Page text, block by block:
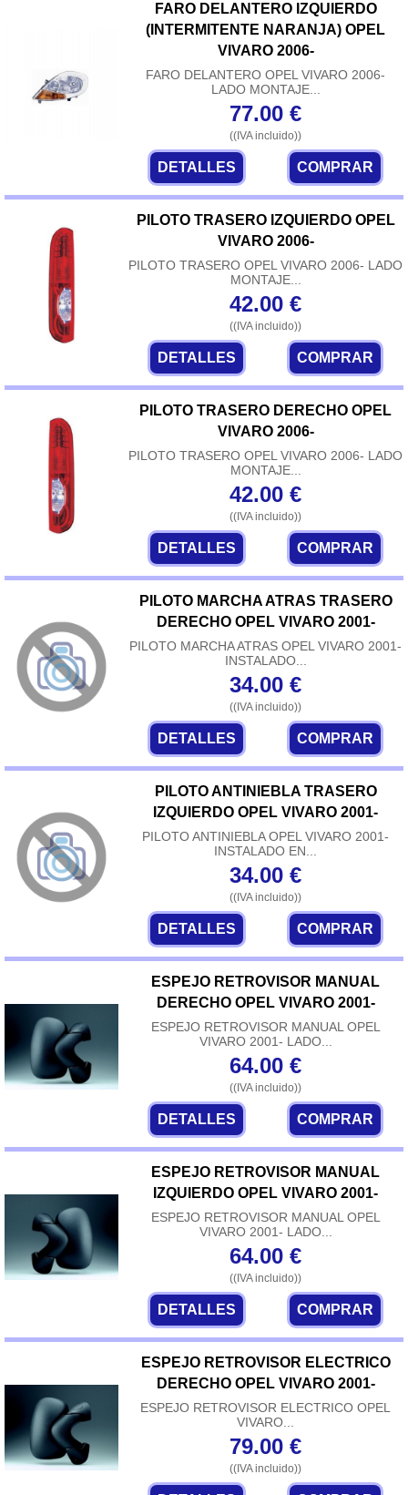
FARO DELANTERO IZQUIERDO
(INTERMITENTE NARANJA) OPEL
VIVARO 2006-
FARO DELANTERO OPEL VIVARO 2006-
LADO MONTAJE...
77.00 €
((IVA incluido))
DETALLES COMPRAR
PILOTO TRASERO IZQUIERDO OPEL
VIVARO 2006-
PILOTO TRASERO OPEL VIVARO 2006- LADO
MONTAJE...
42.00 €
((IVA incluido))
DETALLES COMPRAR
PILOTO TRASERO DERECHO OPEL
VIVARO 2006-
PILOTO TRASERO OPEL VIVARO 2006- LADO
MONTAJE...
42.00 €
((IVA incluido))
DETALLES COMPRAR
PILOTO MARCHA ATRAS TRASERO
DERECHO OPEL VIVARO 2001-
PILOTO MARCHA ATRAS OPEL VIVARO 2001-
INSTALADO...
34.00 €
((IVA incluido))
DETALLES COMPRAR
PILOTO ANTINIEBLA TRASERO
IZQUIERDO OPEL VIVARO 2001-
PILOTO ANTINIEBLA OPEL VIVARO 2001-
INSTALADO EN...
34.00 €
((IVA incluido))
DETALLES COMPRAR
ESPEJO RETROVISOR MANUAL
DERECHO OPEL VIVARO 2001-
ESPEJO RETROVISOR MANUAL OPEL
VIVARO 2001- LADO...
64.00 €
((IVA incluido))
DETALLES COMPRAR
ESPEJO RETROVISOR MANUAL
IZQUIERDO OPEL VIVARO 2001-
ESPEJO RETROVISOR MANUAL OPEL
VIVARO 2001- LADO...
64.00 €
((IVA incluido))
DETALLES COMPRAR
ESPEJO RETROVISOR ELECTRICO
DERECHO OPEL VIVARO 2001-
ESPEJO RETROVISOR ELECTRICO OPEL
VIVARO...
79.00 €
((IVA incluido))